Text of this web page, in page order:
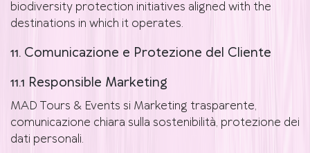
biodiversity protection initiatives aligned with the
destinations in which it operates.
11. Comunicazione e Protezione del Cliente
11.1 Responsible Marketing
MAD Tours & Events si Marketing trasparente,
comunicazione chiara sulla sostenibilità, protezione dei
dati personali.